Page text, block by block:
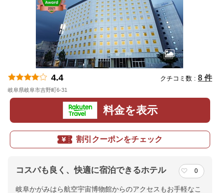
4.4 クチコミ数 : 8 件
岐阜県岐阜市吉野町6-31
料金を表示
割引クーポンをチェック
コスパも良く、快適に宿泊できるホテル 0
岐阜かがみはら航空宇宙博物館からのアクセスもお手軽なこ